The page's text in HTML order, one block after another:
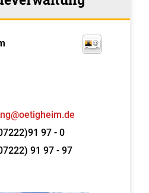
97 - 0
91 97 - 97